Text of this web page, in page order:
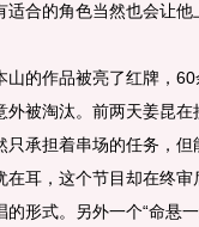
适合的角色当然也会让他
作品被亮了红牌，60
外被淘汰。前两天姜昆
只承担着串场的任务，
在耳，这个节目却在终
的形式。另外一个“命悬